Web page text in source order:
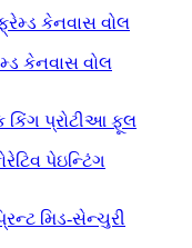
કેનવાસ વોલ
પેઇન્ટિંગ